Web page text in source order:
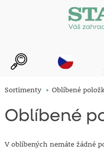
Sortimenty Oblíbené
Oblíbené
V oblíbených nemáte žádné